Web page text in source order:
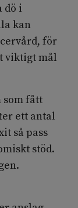
dö i
kan
för
viktigt mål
som fått
ett antal
så pass
stöd.